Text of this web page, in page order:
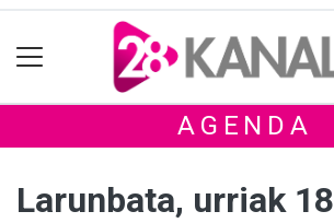
AGENDA
Larunbata, urriak 18